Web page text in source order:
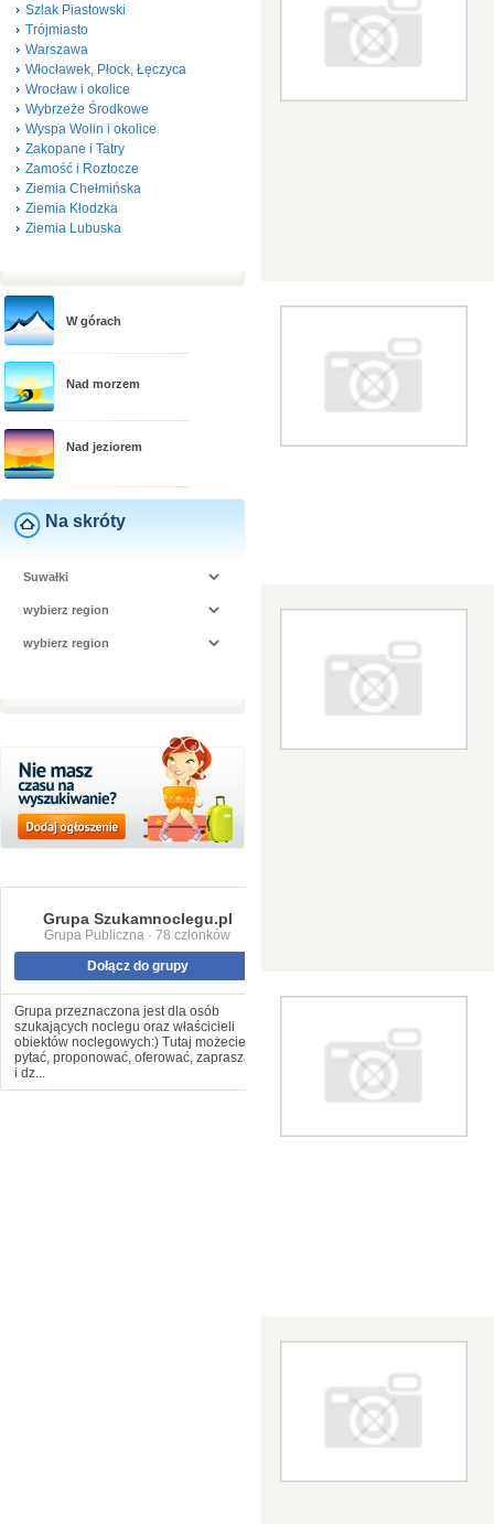
Szlak Piastowski
Trójmiasto
Warszawa
Włocławek, Płock, Łęczyca
Wrocław i okolice
Wybrzeże Środkowe
Wyspa Wolin i okolice
Zakopane i Tatry
Zamość i Roztocze
Ziemia Chełmińska
Ziemia Kłodzka
Ziemia Lubuska
W górach
Nad morzem
Nad jeziorem
Na skróty
Grupa Szukamnoclegu.pl
Grupa Publiczna · 78 członków
Dołącz do grupy
Grupa przeznaczona jest dla osób
szukających noclegu oraz właścicieli
obiektów noclegowych:) Tutaj możecie
pytać, proponować, oferować, zapraszać
i dz...